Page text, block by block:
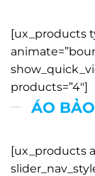
[ux_products
products=”4″]
ÁO
[ux_products